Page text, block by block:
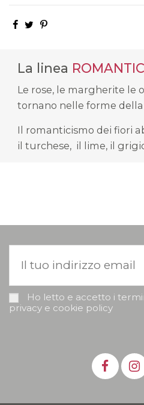
La linea
Le rose, le margherite le
tornano nelle forme della
Il romanticismo dei fiori
il turchese, il lime, il
Ho letto e accetto i
privacy e cookie policy